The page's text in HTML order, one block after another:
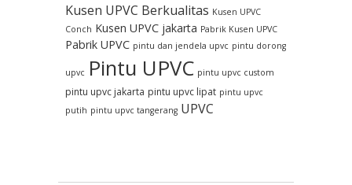
Kusen UPVC Berkualitas Kusen UPVC
Conch Kusen UPVC jakarta Pabrik Kusen UPVC
Pabrik UPVC pintu dan jendela upvc pintu dorong
upvc Pintu UPVC pintu upvc custom
pintu upvc jakarta pintu upvc lipat pintu upvc
putih pintu upvc tangerang UPVC